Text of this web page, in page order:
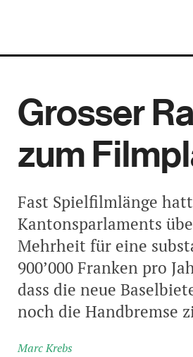
Grosser
zum
Fast Spielfilmlänge
Kantonsparlaments
Mehrheit für eine
900’000 Franken pro
dass die neue
noch die Handbremse
Marc Krebs